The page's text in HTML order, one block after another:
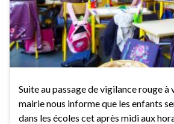
Suite au passage de vigilance rouge à
mairie nous informe que les enfants
dans les écoles cet après midi aux